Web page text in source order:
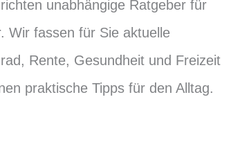
unabhängige Ratgeber für
Wir fassen für Sie aktuelle
Rente, Gesundheit und Freizeit
praktische Tipps für den Alltag.